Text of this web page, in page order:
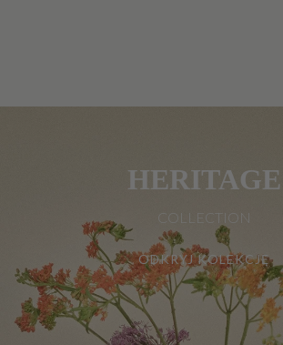
HERITAGE
COLLECTION
ODKRYJ KOLEKCJĘ